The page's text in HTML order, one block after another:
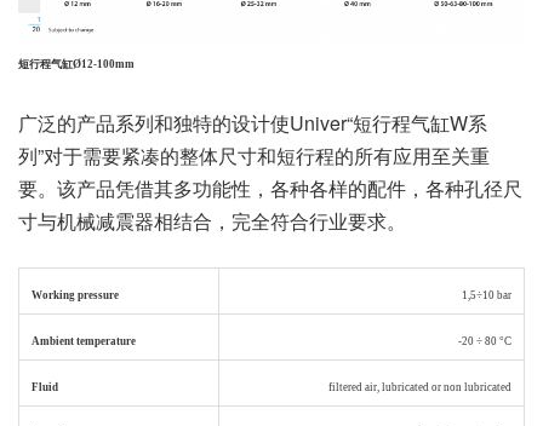
短行程气缸Ø12-100mm
广泛的产品系列和独特的设计使Univer“短行程气缸W系
列”对于需要紧凑的整体尺寸和短行程的所有应用至关重
要。该产品凭借其多功能性，各种各样的配件，各种孔径尺
寸与机械减震器相结合，完全符合行业要求。
Working pressure 1,5÷10 bar
Ambient temperature -20 ÷ 80 °C
Fluid filtered air, lubricated or non lubricated